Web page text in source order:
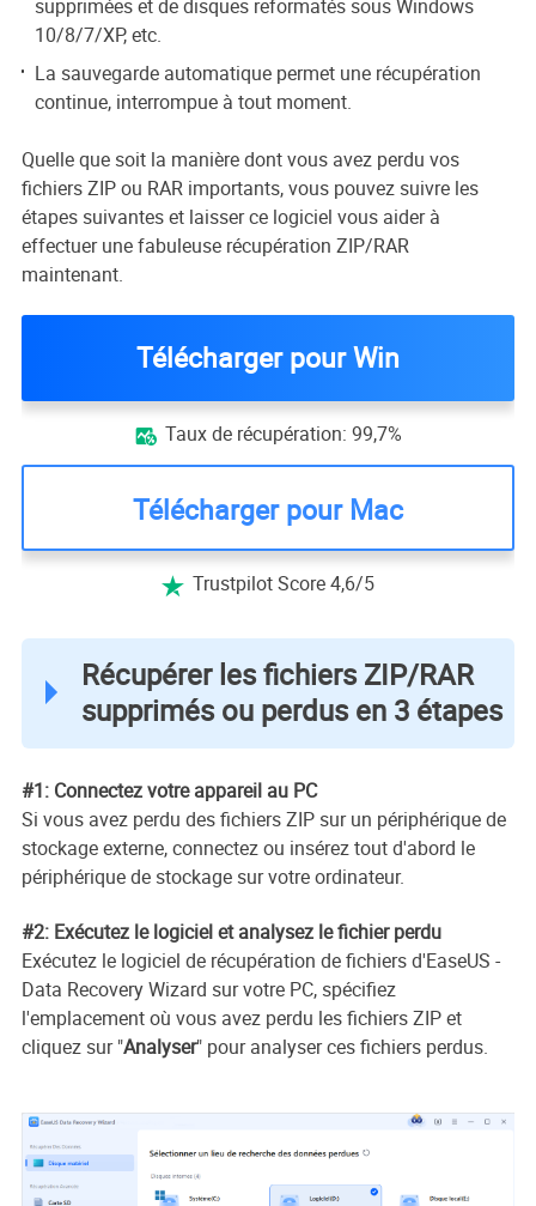
supprimées et de disques reformatés sous Windows
10/8/7/XP, etc.
La sauvegarde automatique permet une récupération
continue, interrompue à tout moment.
Quelle que soit la manière dont vous avez perdu vos
fichiers ZIP ou RAR importants, vous pouvez suivre les
étapes suivantes et laisser ce logiciel vous aider à
effectuer une fabuleuse récupération ZIP/RAR
maintenant.
Télécharger pour Win
 Taux de récupération: 99,7%
Télécharger pour Mac
 Trustpilot Score 4,6/5
Récupérer les fichiers ZIP/RAR
supprimés ou perdus en 3 étapes
#1: Connectez votre appareil au PC
Si vous avez perdu des fichiers ZIP sur un périphérique de
stockage externe, connectez ou insérez tout d'abord le
périphérique de stockage sur votre ordinateur.
#2: Exécutez le logiciel et analysez le fichier perdu
Exécutez le logiciel de récupération de fichiers d'EaseUS -
Data Recovery Wizard sur votre PC, spécifiez
l'emplacement où vous avez perdu les fichiers ZIP et
cliquez sur "Analyser" pour analyser ces fichiers perdus.